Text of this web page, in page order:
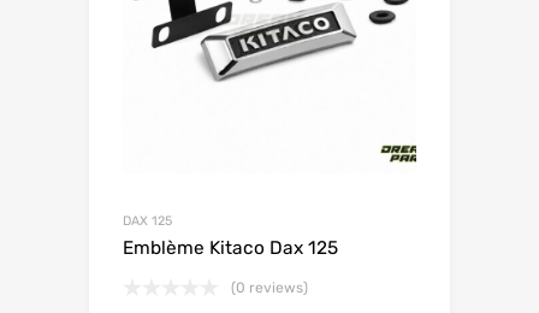
DAX 125
Emblème Kitaco Dax 125
(0 reviews)